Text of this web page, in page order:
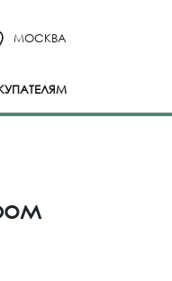
МОСКВА